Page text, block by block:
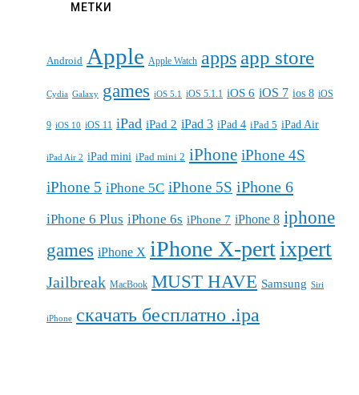
МЕТКИ
Android Apple Apple Watch apps app store
Cydia Galaxy games iOS 5.1 iOS 5.1.1 iOS 6 iOS 7 ios 8 iOS
9 iOS 10 iOS 11 iPad iPad 2 iPad 3 iPad 4 iPad 5 iPad Air
iPad Air 2 iPad mini iPad mini 2 iPhone iPhone 4S
iPhone 5 iPhone 5C iPhone 5S iPhone 6
iPhone 6 Plus iPhone 6s iPhone 7 iPhone 8 iphone
games iPhone X iPhone X-pertixpert
Jailbreak MacBook MUST HAVE Samsung Siri
iPhone скачать бесплатно .ipa